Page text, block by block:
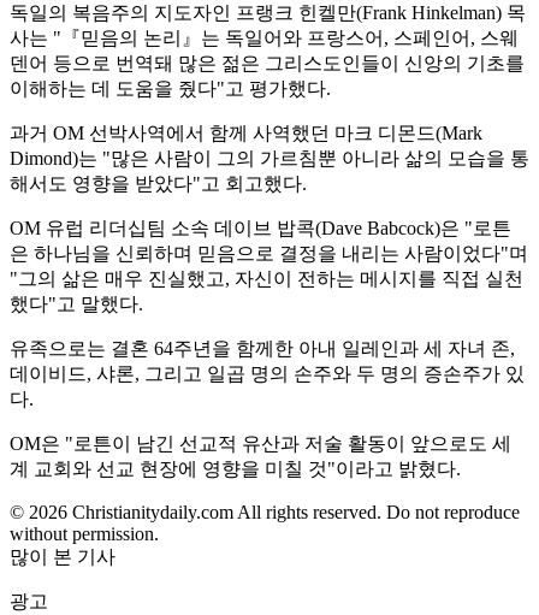
독일의 복음주의 지도자인 프랭크 힌켈만(Frank Hinkelman) 목
사는 "『믿음의 논리』는 독일어와 프랑스어, 스페인어, 스웨
덴어 등으로 번역돼 많은 젊은 그리스도인들이 신앙의 기초를
이해하는 데 도움을 줬다"고 평가했다.
과거 OM 선박사역에서 함께 사역했던 마크 디몬드(Mark
Dimond)는 "많은 사람이 그의 가르침뿐 아니라 삶의 모습을 통
해서도 영향을 받았다"고 회고했다.
OM 유럽 리더십팀 소속 데이브 밥콕(Dave Babcock)은 "로튼
은 하나님을 신뢰하며 믿음으로 결정을 내리는 사람이었다"며
"그의 삶은 매우 진실했고, 자신이 전하는 메시지를 직접 실천
했다"고 말했다.
유족으로는 결혼 64주년을 함께한 아내 일레인과 세 자녀 존,
데이비드, 샤론, 그리고 일곱 명의 손주와 두 명의 증손주가 있
다.
OM은 "로튼이 남긴 선교적 유산과 저술 활동이 앞으로도 세
계 교회와 선교 현장에 영향을 미칠 것"이라고 밝혔다.
© 2026 Christianitydaily.com All rights reserved. Do not reproduce
without permission.
많이 본 기사
광고